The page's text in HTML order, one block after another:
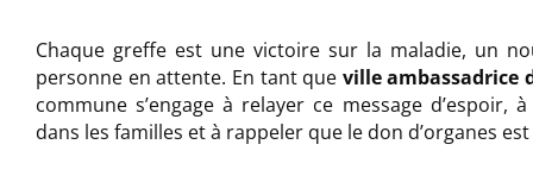
Chaque greffe est une victoire sur la maladie, un
personne en attente. En tant que ville ambassadrice
commune s’engage à relayer ce message d’espoir,
dans les familles et à rappeler que le don d’organes